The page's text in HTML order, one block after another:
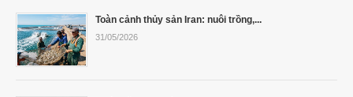
Toàn cảnh thủy sản Iran: nuôi trồng,...
31/05/2026